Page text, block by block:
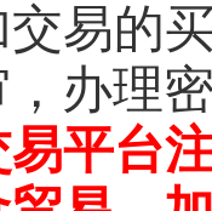
交易的
办理
平台